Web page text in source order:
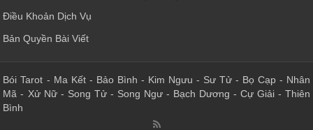
Điều Khoản Dịch Vụ
Bản Quyền Bài Viết
Bói Tarot - Ma Kết- Bảo Bình - Kim Ngưu - Sư Tử- Bọ Cạp- Nhân
Mã - Xử Nữ- Song Tử- Song Ngư- Bạch Dương - Cự Giải- Thiên
Bình